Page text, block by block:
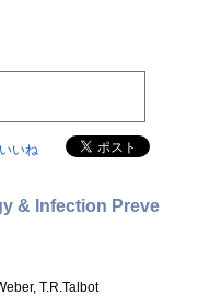
いいね
& Infection Preve
T.R.Talbot